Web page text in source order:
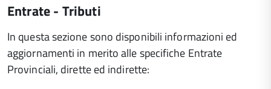
Entrate - Tributi
In questa sezione sono disponibili informazioni ed
aggiornamenti in merito alle specifiche Entrate
Provinciali, dirette ed indirette: